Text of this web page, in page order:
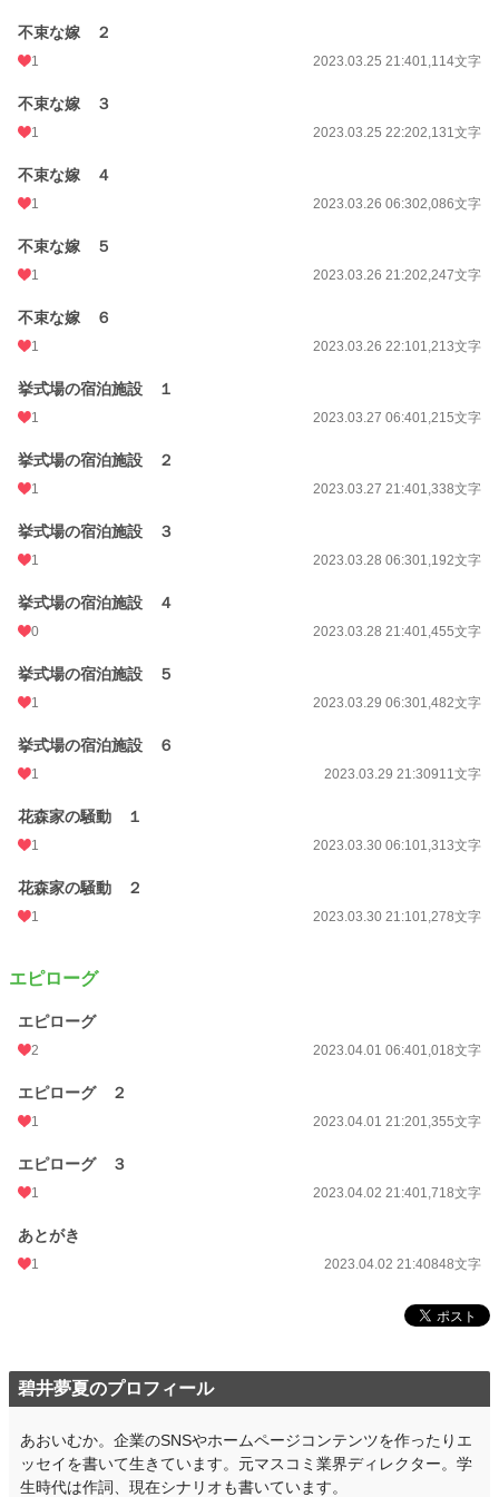
不束な嫁 ２
1 2023.03.25 21:401,114文字
不束な嫁 ３
1 2023.03.25 22:202,131文字
不束な嫁 ４
1 2023.03.26 06:302,086文字
不束な嫁 ５
1 2023.03.26 21:202,247文字
不束な嫁 ６
1 2023.03.26 22:101,213文字
挙式場の宿泊施設 １
1 2023.03.27 06:401,215文字
挙式場の宿泊施設 ２
1 2023.03.27 21:401,338文字
挙式場の宿泊施設 ３
1 2023.03.28 06:301,192文字
挙式場の宿泊施設 ４
0 2023.03.28 21:401,455文字
挙式場の宿泊施設 ５
1 2023.03.29 06:301,482文字
挙式場の宿泊施設 ６
1 2023.03.29 21:30911文字
花森家の騒動 １
1 2023.03.30 06:101,313文字
花森家の騒動 ２
1 2023.03.30 21:101,278文字
エピローグ
エピローグ
2 2023.04.01 06:401,018文字
エピローグ ２
1 2023.04.01 21:201,355文字
エピローグ ３
1 2023.04.02 21:401,718文字
あとがき
1 2023.04.02 21:40848文字
碧井夢夏のプロフィール
あおいむか。企業のSNSやホームページコンテンツを作ったりエ
ッセイを書いて生きています。元マスコミ業界ディレクター。学
生時代は作詞、現在シナリオも書いています。